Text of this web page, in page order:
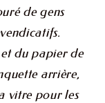
de gens
du papier de
arrière,
vitre pour les